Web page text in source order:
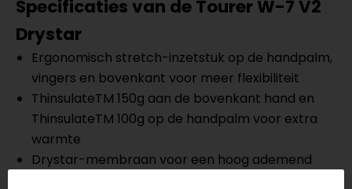
Specificaties van de Tourer W-7 V2
Drystar
Ergonomisch stretch-inzetstuk op de handpalm,
vingers en bovenkant voor meer flexibiliteit
ThinsulateTM 150g aan de bovenkant hand en
ThinsulateTM 100g op de handpalm voor extra
warmte
Drystar-membraan voor een hoog ademend